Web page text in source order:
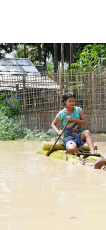
ہندی
نہ کر نے کا
انڈیا مسلم